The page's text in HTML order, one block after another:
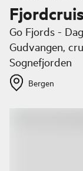
Go Fjords -
Gudvangen,
Sognefjorden
Bergen